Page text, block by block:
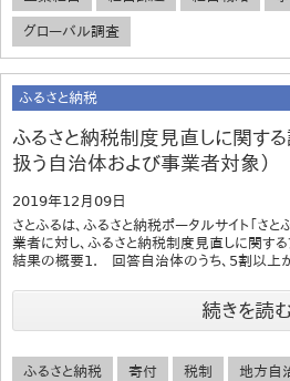
グローバル調査
ふるさと納税
ふるさと納税制度見直しに関する
扱う自治体および事業者対象）
2019年12月09日
さとふるは、ふるさと納税ポータルサイト「さ
業者に対し、ふるさと納税制度見直しに関する
結果の概要1. 回答自治体のうち、5割以上
続きを読
ふるさと納税 寄付 税制 地方自